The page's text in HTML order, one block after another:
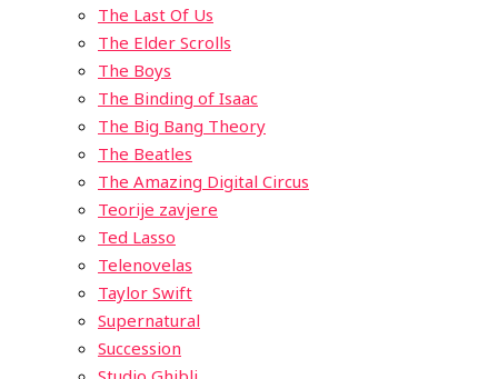
The Last Of Us
The Elder Scrolls
The Boys
The Binding of Isaac
The Big Bang Theory
The Beatles
The Amazing Digital Circus
Teorije zavjere
Ted Lasso
Telenovelas
Taylor Swift
Supernatural
Succession